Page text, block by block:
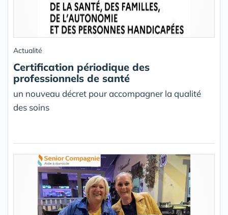
Actualité
Certification périodique des
professionnels de santé
un nouveau décret pour accompagner la qualité
des soins